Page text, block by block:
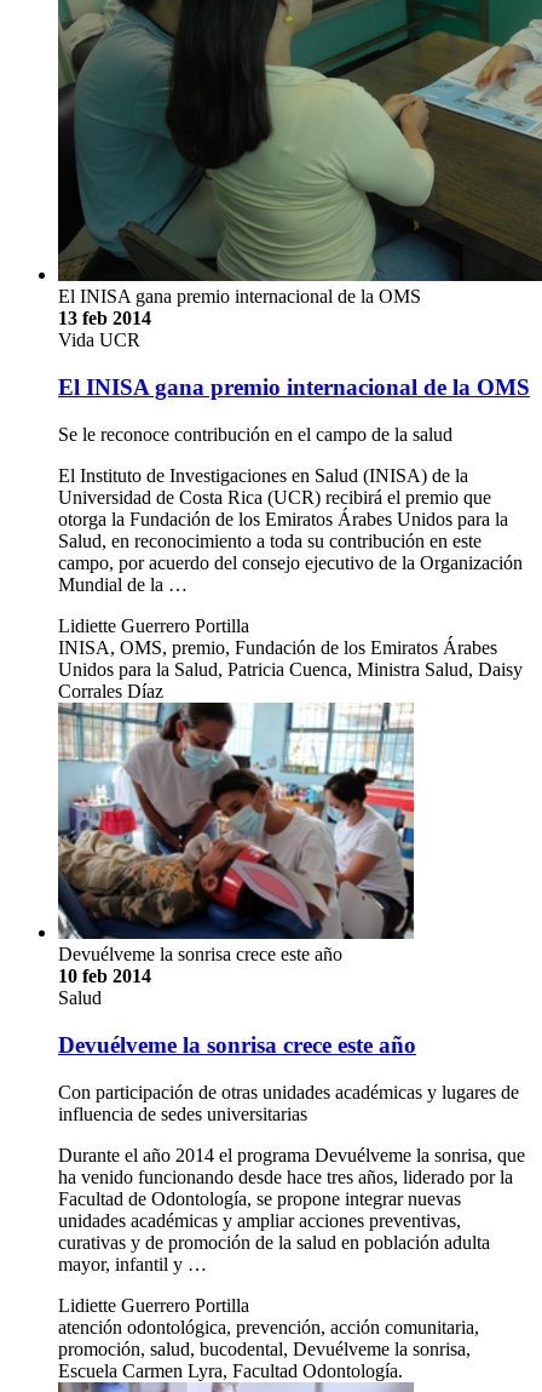
El INISA gana premio internacional de la OMS
13 feb 2014
Vida UCR
El INISA gana premio internacional de la OMS
Se le reconoce contribución en el campo de la salud
El Instituto de Investigaciones en Salud (INISA) de la
Universidad de Costa Rica (UCR) recibirá el premio que
otorga la Fundación de los Emiratos Árabes Unidos para la
Salud, en reconocimiento a toda su contribución en este
campo, por acuerdo del consejo ejecutivo de la Organización
Mundial de la …
Lidiette Guerrero Portilla
INISA, OMS, premio, Fundación de los Emiratos Árabes
Unidos para la Salud, Patricia Cuenca, Ministra Salud, Daisy
Corrales Díaz
Devuélveme la sonrisa crece este año
10 feb 2014
Salud
Devuélveme la sonrisa crece este año
Con participación de otras unidades académicas y lugares de
influencia de sedes universitarias
Durante el año 2014 el programa Devuélveme la sonrisa, que
ha venido funcionando desde hace tres años, liderado por la
Facultad de Odontología, se propone integrar nuevas
unidades académicas y ampliar acciones preventivas,
curativas y de promoción de la salud en población adulta
mayor, infantil y …
Lidiette Guerrero Portilla
atención odontológica, prevención, acción comunitaria,
promoción, salud, bucodental, Devuélveme la sonrisa,
Escuela Carmen Lyra, Facultad Odontología.